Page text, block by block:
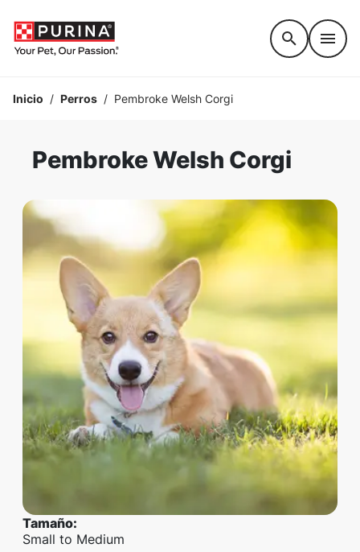
Inicio / Perros / Pembroke Welsh Corgi
Pembroke Welsh Corgi
Tamaño:
Small to Medium